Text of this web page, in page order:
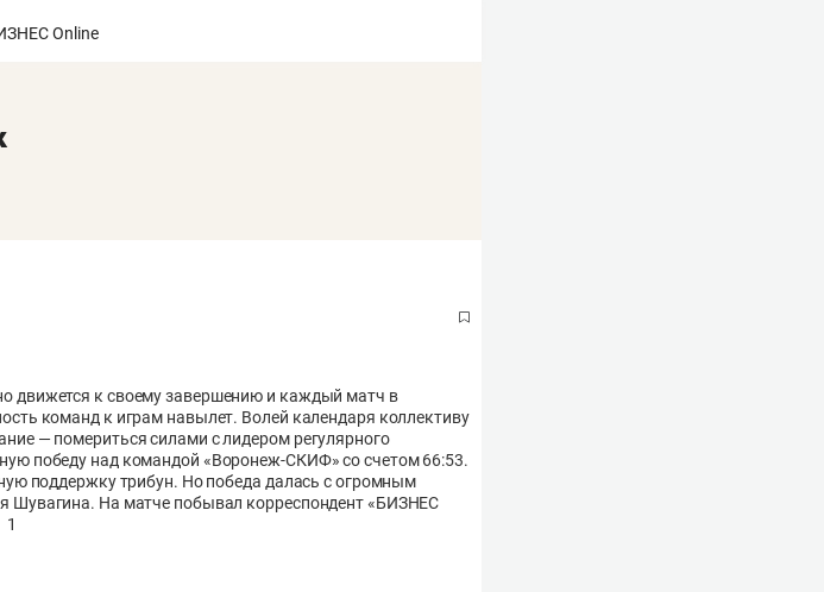
движется к своему завершению и каждый матч в
команд к играм навылет. Волей календаря коллективу
— помериться силами с лидером регулярного
победу над командой «Воронеж-СКИФ» со счетом 66:53.
поддержку трибун. Но победа далась с огромным
Шувагина. На матче побывал корреспондент «БИЗНЕС
1